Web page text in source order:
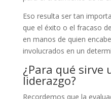
Eso resulta ser tan
que el éxito o el fracaso
en manos de quien
involucrados en un
¿Para qué sirve
liderazgo?
Recordemos que la